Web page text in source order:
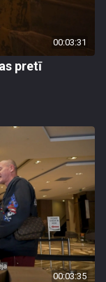
00:03:31
pretī
00:03:35